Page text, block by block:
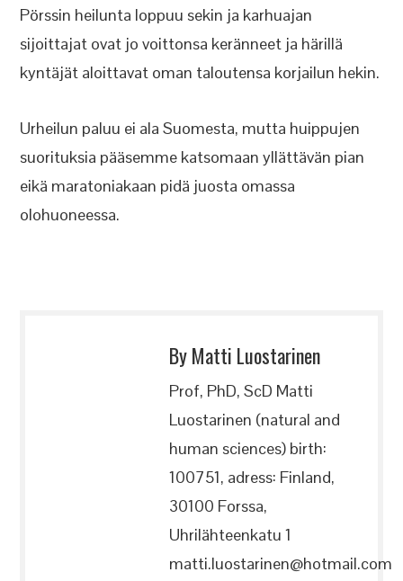
Pörssin heilunta loppuu sekin ja karhuajan
sijoittajat ovat jo voittonsa keränneet ja härillä
kyntäjät aloittavat oman taloutensa korjailun hekin.
Urheilun paluu ei ala Suomesta, mutta huippujen
suorituksia pääsemme katsomaan yllättävän pian
eikä maratoniakaan pidä juosta omassa
olohuoneessa.
By Matti Luostarinen
Prof, PhD, ScD Matti
Luostarinen (natural and
human sciences) birth:
100751, adress: Finland,
30100 Forssa,
Uhrilähteenkatu 1
matti.luostarinen@hotmail.com